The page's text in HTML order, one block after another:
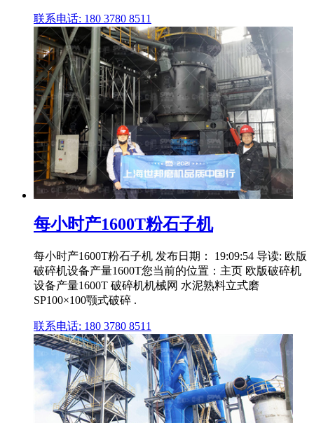
联系电话: 180 3780 8511
每小时产1600T粉石子机
每小时产1600T粉石子机 发布日期： 19:09:54 导读: 欧版
破碎机设备产量1600T您当前的位置：主页 欧版破碎机
设备产量1600T 破碎机机械网 水泥熟料立式磨
SP100×100颚式破碎 .
联系电话: 180 3780 8511